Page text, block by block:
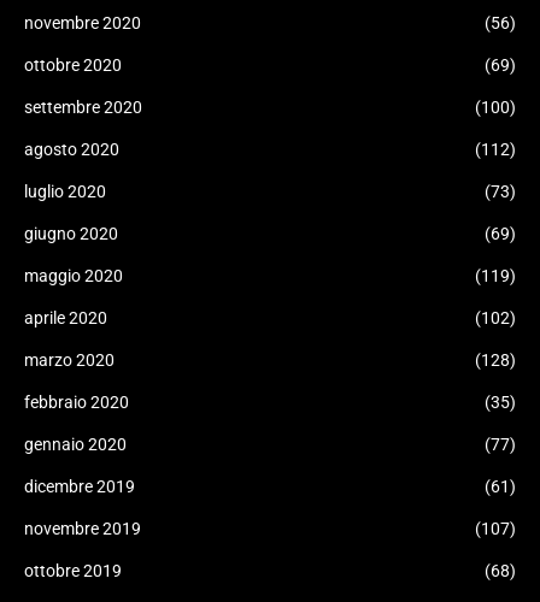
novembre 2020 (56)
ottobre 2020 (69)
settembre 2020 (100)
agosto 2020 (112)
luglio 2020 (73)
giugno 2020 (69)
maggio 2020 (119)
aprile 2020 (102)
marzo 2020 (128)
febbraio 2020 (35)
gennaio 2020 (77)
dicembre 2019 (61)
novembre 2019 (107)
ottobre 2019 (68)